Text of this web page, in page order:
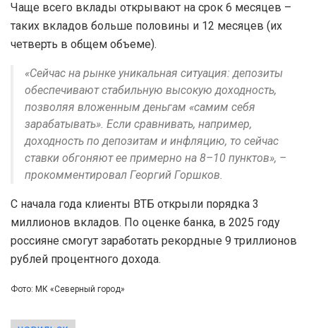
Чаще всего вклады открывают на срок 6 месяцев –
таких вкладов больше половины и 12 месяцев (их
четверть в общем объеме).
«Сейчас на рынке уникальная ситуация: депозиты
обеспечивают стабильную высокую доходность,
позволяя вложенным деньгам «самим себя
зарабатывать». Если сравнивать, например,
доходность по депозитам и инфляцию, то сейчас
ставки обгоняют ее примерно на 8–10 пунктов», –
прокомментировал Георгий Горшков.
С начала года клиенты ВТБ открыли порядка 3
миллионов вкладов. По оценке банка, в 2025 году
россияне смогут заработать рекордные 9 триллионов
рублей процентного дохода.
Фото: МК «Северный город»